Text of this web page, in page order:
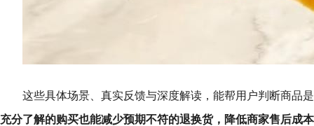
这些具体场景、真实反馈与深度解读，能帮用户判断商品
充分了解的购买也能减少预期不符的退换货，降低商家售后成